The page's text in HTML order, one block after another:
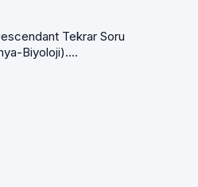
Tekrar Soru
Biyoloji)....